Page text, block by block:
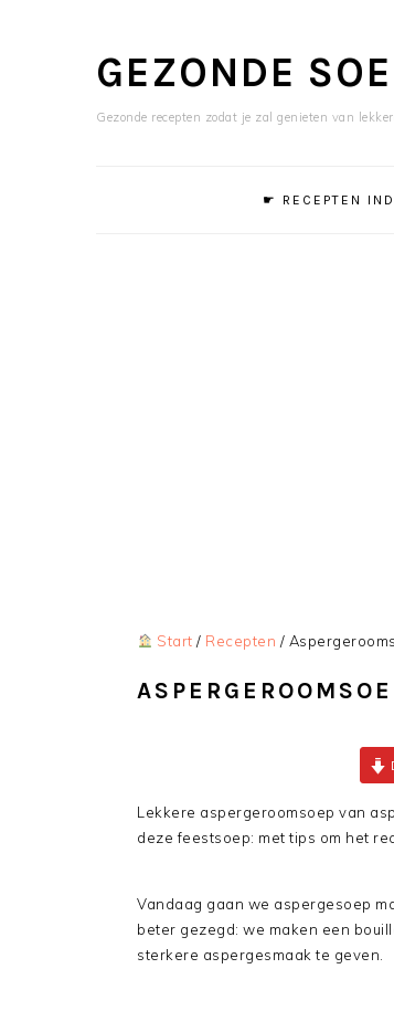
GEZONDE
Gezonde recepten zodat je zal genieten van
☛ RECEPTEN
Start / Recepten /
Lekkere aspergeroomsoep van
deze feestsoep: met tips om het
Vandaag gaan we aspergesoep
beter gezegd: we maken een
sterkere aspergesmaak te geven.